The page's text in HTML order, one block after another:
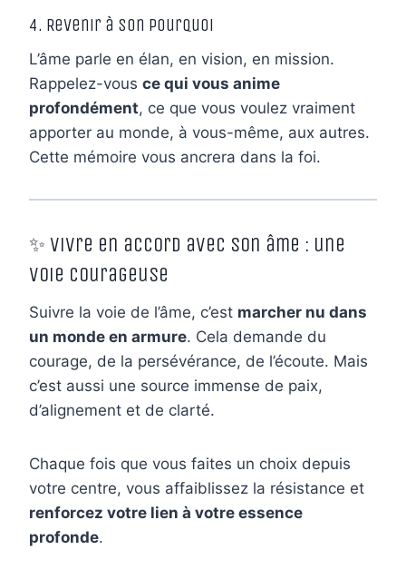
4. Revenir à son pourquoi
L’âme parle en élan, en vision, en mission.
Rappelez-vous ce qui vous anime
profondément, ce que vous voulez vraiment
apporter au monde, à vous-même, aux autres.
Cette mémoire vous ancrera dans la foi.
✨ Vivre en accord avec son âme : une
voie courageuse
Suivre la voie de l’âme, c’est marcher nu dans
un monde en armure. Cela demande du
courage, de la persévérance, de l’écoute. Mais
c’est aussi une source immense de paix,
d’alignement et de clarté.
Chaque fois que vous faites un choix depuis
votre centre, vous affaiblissez la résistance et
renforcez votre lien à votre essence
profonde.